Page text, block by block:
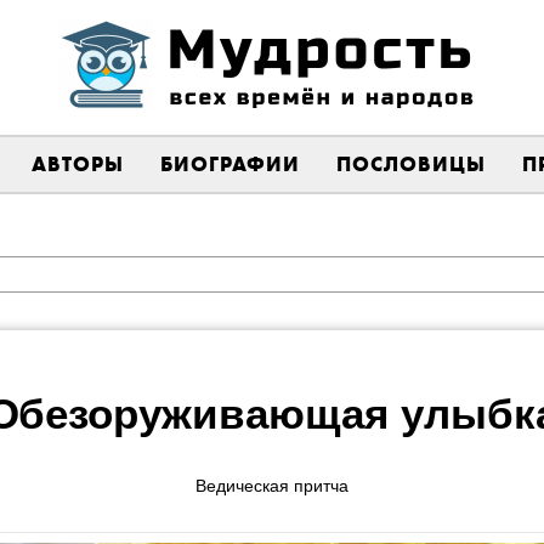
АВТОРЫ БИОГРАФИИ ПОСЛОВИЦЫ
Ведическая притча